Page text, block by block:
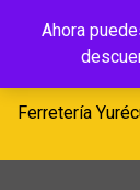
Ahora
Ferretería
Yurécuaro
Ferretería